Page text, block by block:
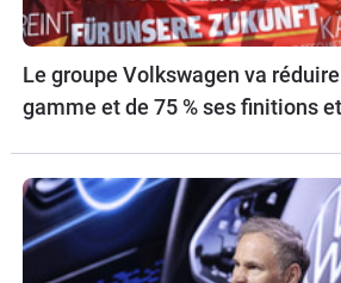
Le groupe Volkswagen va réduire
gamme et de 75 % ses finitions